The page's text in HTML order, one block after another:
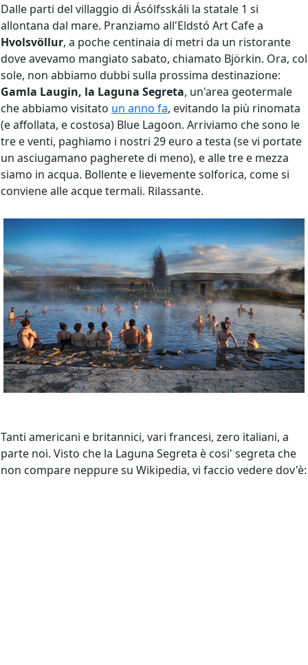
Dalle parti del villaggio di Ásólfsskáli la statale 1 si
allontana dal mare. Pranziamo all'Eldstó Art Cafe a
Hvolsvöllur, a poche centinaia di metri da un ristorante
dove avevamo mangiato sabato, chiamato Björkin. Ora, col
sole, non abbiamo dubbi sulla prossima destinazione:
Gamla Laugin, la Laguna Segreta, un'area geotermale
che abbiamo visitato un anno fa, evitando la più rinomata
(e affollata, e costosa) Blue Lagoon. Arriviamo che sono le
tre e venti, paghiamo i nostri 29 euro a testa (se vi portate
un asciugamano pagherete di meno), e alle tre e mezza
siamo in acqua. Bollente e lievemente solforica, come si
conviene alle acque termali. Rilassante.
Tanti americani e britannici, vari francesi, zero italiani, a
parte noi. Visto che la Laguna Segreta è cosi' segreta che
non compare neppure su Wikipedia, vi faccio vedere dov'è: